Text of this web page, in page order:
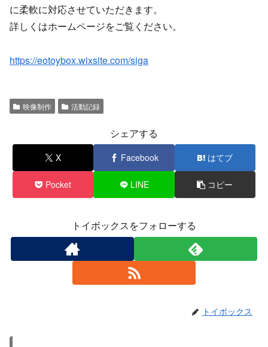
に柔軟に対応させていただきます。
詳しくはホームページをご覧ください。
https://eotoybox.wixsite.com/siga
映像制作 活動記録
シェアする
X Facebook はてブ
Pocket LINE コピー
トイボックスをフォローする
トイボックス